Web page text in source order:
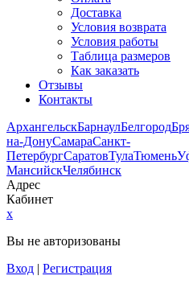
Доставка
Условия возврата
Условия работы
Таблица размеров
Как заказать
Отзывы
Контакты
АрхангельскБарнаулБелгород
на-ДонуСамараСанкт-
ПетербургСаратовТулаТюмень
МансийскЧелябинск
Адрес
Кабинет
x
Вы не авторизованы
Вход | Регистрация